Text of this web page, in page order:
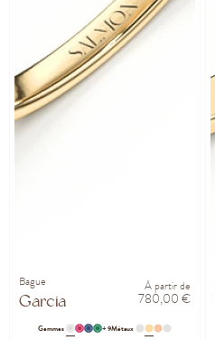
Bague
Garcia
À partir de
780,00 €
Gemmes + 9Métaux